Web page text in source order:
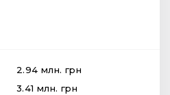
2.94 млн. грн
3.41 млн. грн